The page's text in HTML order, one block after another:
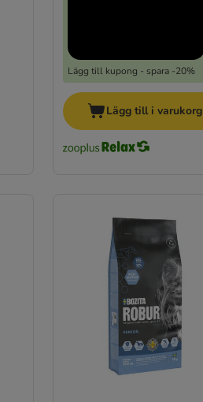
Lägg till kupong - spara -20%
Lägg till i varukorg